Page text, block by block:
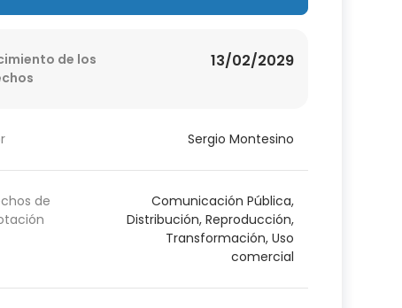
de los
13/02/2029
Sergio Montesino
de
Comunicación Pública,
Distribución, Reproducción,
Transformación, Uso
comercial